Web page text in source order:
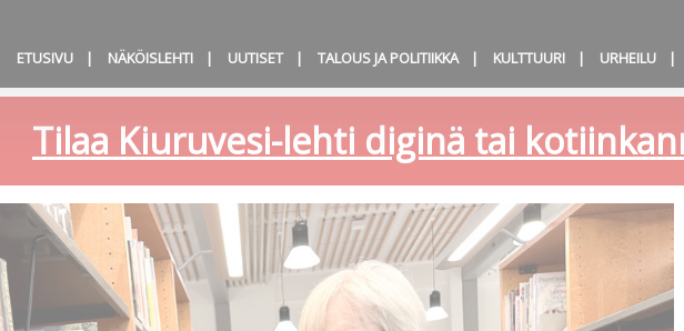
ETUSIVU
NÄKÖISLEHTI UUTISET TALOUS JA POLITIIKKA KULTTUURI URHEILU
Tilaa Kiuruvesi-lehti diginä tai